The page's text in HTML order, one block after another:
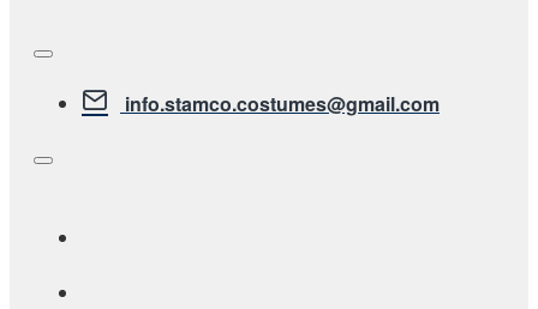
info.stamco.costumes@gmail.com